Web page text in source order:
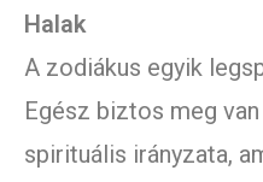
Halak
A zodiákus egyik
Egész biztos meg
spirituális irányzata,